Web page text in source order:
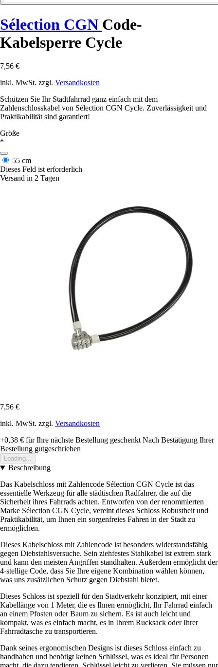
Sélection CGN Code-
Kabelsperre Cycle
7,56 €
inkl. MwSt. zzgl. Versandkosten
Schützen Sie Ihr Stadtfahrrad ganz einfach mit dem
Zahlenschlosskabel von Sélection CGN Cycle. Zuverlässigkeit und
Praktikabilität sind garantiert!
Größe
*
55 cm
Dieses Feld ist erforderlich
Versand in 2 Tagen
7,56 €
inkl. MwSt. zzgl. Versandkosten
+0,38 € für Ihre nächste Bestellung geschenkt Nach Bestätigung Ihrer
Bestellung gutgeschrieben
Loading...
Beschreibung
Das Kabelschloss mit Zahlencode Sélection CGN Cycle ist das
essentielle Werkzeug für alle städtischen Radfahrer, die auf die
Sicherheit ihres Fahrrads achten. Entworfen von der renommierten
Marke Sélection CGN Cycle, vereint dieses Schloss Robustheit und
Praktikabilität, um Ihnen ein sorgenfreies Fahren in der Stadt zu
ermöglichen.
Dieses Kabelschloss mit Zahlencode ist besonders widerstandsfähig
gegen Diebstahlsversuche. Sein ziehfestes Stahlkabel ist extrem stark
und kann den meisten Angriffen standhalten. Außerdem ermöglicht der
4-stellige Code, dass Sie Ihre eigene Kombination wählen können,
was uns zusätzlichen Schutz gegen Diebstahl bietet.
Dieses Schloss ist speziell für den Stadtverkehr konzipiert, mit einer
Kabellänge von 1 Meter, die es Ihnen ermöglicht, Ihr Fahrrad einfach
an einem Pfosten oder Baum zu sichern. Es ist auch leicht und
kompakt, was es einfach macht, es in Ihrem Rucksack oder Ihrer
Fahrradtasche zu transportieren.
Dank seines ergonomischen Designs ist dieses Schloss einfach zu
handhaben und benötigt keinen Schlüssel, was es ideal für Personen